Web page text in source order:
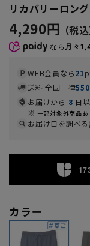
リカバリーロン
4,290円
なら 月々
WEB会員なら21
送料 全国一律550
お届けから 8 日
一部対象外商品あ
お届け日を調べる
カラー